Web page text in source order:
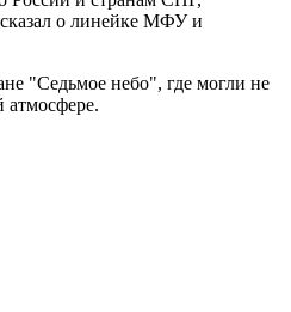
о линейке МФУ и
"Седьмое небо", где могли не
атмосфере.